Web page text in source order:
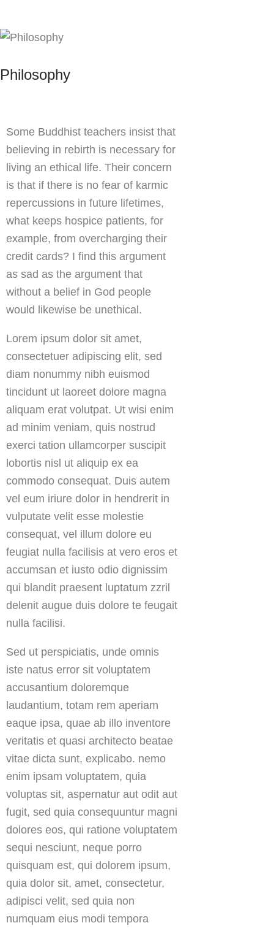
Philosophy
Some Buddhist teachers insist that
believing in rebirth is necessary for
living an ethical life. Their concern
is that if there is no fear of karmic
repercussions in future lifetimes,
what keeps hospice patients, for
example, from overcharging their
credit cards? I find this argument
as sad as the argument that
without a belief in God people
would likewise be unethical.
Lorem ipsum dolor sit amet,
consectetuer adipiscing elit, sed
diam nonummy nibh euismod
tincidunt ut laoreet dolore magna
aliquam erat volutpat. Ut wisi enim
ad minim veniam, quis nostrud
exerci tation ullamcorper suscipit
lobortis nisl ut aliquip ex ea
commodo consequat. Duis autem
vel eum iriure dolor in hendrerit in
vulputate velit esse molestie
consequat, vel illum dolore eu
feugiat nulla facilisis at vero eros et
accumsan et iusto odio dignissim
qui blandit praesent luptatum zzril
delenit augue duis dolore te feugait
nulla facilisi.
Sed ut perspiciatis, unde omnis
iste natus error sit voluptatem
accusantium doloremque
laudantium, totam rem aperiam
eaque ipsa, quae ab illo inventore
veritatis et quasi architecto beatae
vitae dicta sunt, explicabo. nemo
enim ipsam voluptatem, quia
voluptas sit, aspernatur aut odit aut
fugit, sed quia consequuntur magni
dolores eos, qui ratione voluptatem
sequi nesciunt, neque porro
quisquam est, qui dolorem ipsum,
quia dolor sit, amet, consectetur,
adipisci velit, sed quia non
numquam eius modi tempora